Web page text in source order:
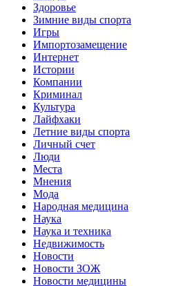
Здоровье
Зимние виды спорта
Игры
Импортозамещение
Интернет
Истории
Компании
Криминал
Культура
Лайфхаки
Летние виды спорта
Личный счет
Люди
Места
Мнения
Мода
Народная медицина
Наука
Наука и техника
Недвижимость
Новости
Новости ЗОЖ
Новости медицины